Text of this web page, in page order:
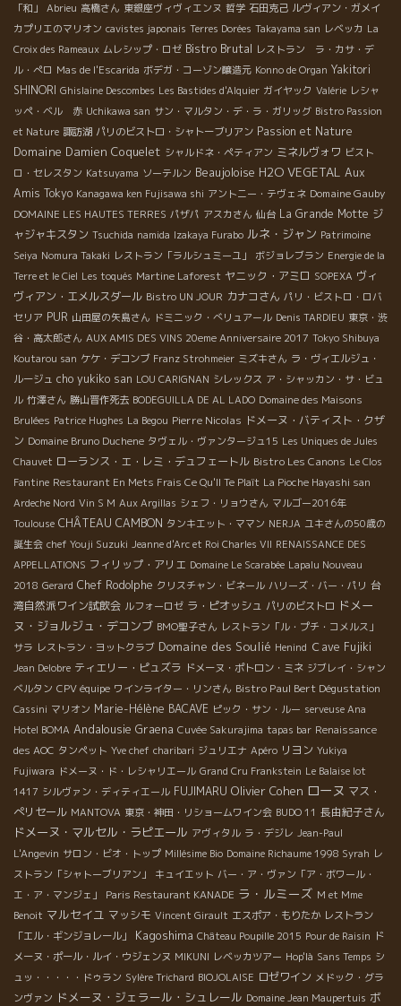
「和」
Abrieu 高橋さん 東銀座ヴィヴィエンヌ 哲学 石田克己 ルヴィアン・ガメイ
カプリエのマリオン cavistes japonais Terres Dorées Takayama san レベッカ La
Croix des Rameaux ムレシップ・ロゼ Bistro Brutal レストラン ラ・カサ・デ
ル・ぺロ Mas de l'Escarida ボデガ・コーゾン醸造元 Konno de Organ Yakitori
SHINORI Ghislaine Descombes Les Bastides d'Alquier ガイヤック Valérie レシャ
ッペ・ベル 赤 Uchikawa san サン・マルタン・デ・ラ・ガリッグ Bistro Passion
et Nature 諏訪湖 パリのビストロ・シャトーブリアン Passion et Nature
Domaine Damien Coquelet シャルドネ・ペティアン ミネルヴォワ ビスト
ロ・セレスタン Katsuyama ソーテルン Beaujoloise H2O VEGETAL Aux
Amis Tokyo Kanagawa ken Fujisawa shi アントニー・テヴェネ Domaine Gauby
DOMAINE LES HAUTES TERRES パザパ アスカさん 仙台 La Grande Motte ジ
ャジャキスタン Tsuchida namida Izakaya Furabo ルネ・ジャン Patrimoine
Seiya Nomura Takaki レストラン「ラルシュミーユ」 ボジョレブラン Energie de la
Terre et le Ciel Les toqués Martine Laforest ヤニック・アミロ SOPEXA ヴィ
ヴィアン・エメルスダール Bistro UN JOUR カナコさん パリ・ビストロ・ロバ
セリア PUR 山田屋の矢島さん ドミニック・べリュアール Denis TARDIEU 東京・渋
谷・高太郎さん AUX AMIS DES VINS 20eme Anniversaire 2017 Tokyo Shibuya
Koutarou san ケケ・デコンブ Franz Strohmeier ミズキさん ラ・ヴィエルジュ・
ルージュ cho yukiko san LOU CARIGNAN シレックス ア・シャッカン・サ・ビュ
ル 竹澤さん 勝山晋作死去 BODEGUILLA DE AL LADO Domaine des Maisons
Brulées Patrice Hughes La Begou Pierre Nicolas ドメーヌ・バティスト・クザ
ン Domaine Bruno Duchene タヴェル・ヴァンタージュ15 Les Uniques de Jules
Chauvet ローランス・エ・レミ・デュフェートル Bistro Les Canons Le Clos
Fantine Restaurant En Mets Frais Ce Qu'Il Te Plaît La Pioche Hayashi san
Ardeche Nord Vin S M Aux Argillas シェフ・リョウさん マルゴー2016年
Toulouse CHÂTEAU CAMBON タンキエット・ママン NERJA ユキさんの50歳の
誕生会 chef Youji Suzuki Jeanne d'Arc et Roi Charles VII RENAISSANCE DES
APPELLATIONS フィリップ・アリエ Domaine Le Scarabée Lapalu Nouveau
2018 Gerard Chef Rodolphe クリスチャン・ビネール ハリーズ・バー・パリ 台
湾自然派ワイン試飲会 ルフォーロゼ ラ・ピオッシュ パリのビストロ ドメー
ヌ・ジョルジュ・デコンブ BMO聖子さん レストラン「ル・プチ・コメルス」
サラ レストラン・ヨットクラブ Domaine des Soulié Henind Ｃave Fujiki
Jean Delobre ティエリー・ピュズラ ドメーヌ・ポトロン・ミネ ジブレイ・シャン
ベルタン CPV équipe ワインライター・リンさん Bistro Paul Bert Dégustation
Cassini マリオン Marie-Hélène BACAVE ピック・サン・ルー serveuse Ana
Hotel BOMA Andalousie Graena Cuvée Sakurajima tapas bar Renaissance
des AOC タンペット Yve chef charibari ジュリエナ Apéro リヨン Yukiya
Fujiwara ドメーヌ・ド・レシャリエール Grand Cru Frankstein Le Balaise lot
1417 シルヴァン・ディティエール FUJIMARU Olivier Cohen ローヌ マス・
ぺリセール MANTOVA 東京・神田・リショームワイン会 BUDO 11 長由紀子さん
ドメーヌ・マルセル・ラピエール アヴィタル ラ・デジレ Jean-Paul
L'Angevin サロン・ビオ・トップ Millésime Bio Domaine Richaume 1998 Syrah レ
ストラン「シャトーブリアン」
キュイエット バー・ア・ヴァン「ア・ボワール・
エ・ア・マンジェ」
Paris Restaurant KANADE ラ・ルミーズ M et Mme
Benoit マルセイユ マッシモ Vincent Girault エスポア・もりたか レストラン
「エル・ギンジョレール」
Kagoshima Château Poupille 2015 Pour de Raisin ド
メーヌ・ポール・ルイ・ウジェンヌ MIKUNI レベッカツアー Hop'là Sans Temps シ
ュッ・・・・・ドゥラン Sylère Trichard BIOJOLAISE ロゼワイン メドック・グラ
ンヴァン ドメーヌ・ジェラール・シュレール Domaine Jean Maupertuis ボ